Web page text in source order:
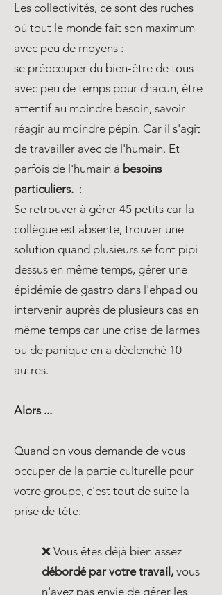
Les collectivités, ce sont des ruches
où tout le monde fait son maximum
avec peu de moyens :
se préoccuper du bien-être de tous
avec peu de temps pour chacun, être
attentif au moindre besoin, savoir
réagir au moindre pépin. Car il s'agit
de travailler avec de l'humain. Et
parfois de l'humain à besoins
particuliers. :
Se retrouver à gérer 45 petits car la
collègue est absente, trouver une
solution quand plusieurs se font pipi
dessus en même temps, gérer une
épidémie de gastro dans l'ehpad ou
intervenir auprès de plusieurs cas en
même temps car une crise de larmes
ou de panique en a déclenché 10
autres.
Alors ...
Quand on vous demande de vous
occuper de la partie culturelle pour
votre groupe, c'est tout de suite la
prise de tête:
❌ Vous êtes déjà bien assez
débordé par votre travail, vous
n'avez pas envie de gérer les